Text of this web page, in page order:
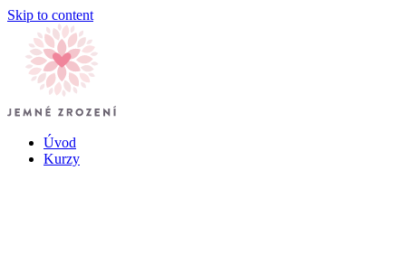
Skip to content
Úvod
Kurzy